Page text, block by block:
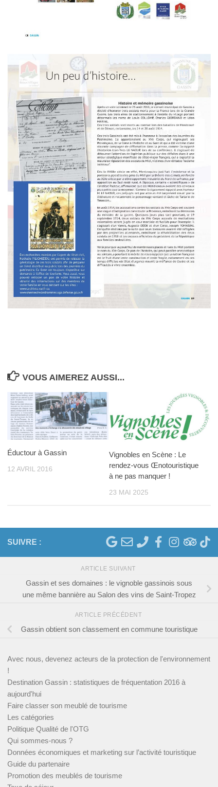
VOUS AIMEREZ AUSSI...
Éductour à Gassin
12 AVRIL 2016
Vignobles en Scène : Le
rendez-vous Œnotouristique
à ne pas manquer !
23 MAI 2025
SUIVRE :
ARTICLE SUIVANT
Gassin et ses domaines : le vignoble gassinois sous
une même bannière au Salon des vins de Saint-Tropez
ARTICLE PRÉCÉDENT
Gassin obtient son classement en commune touristique
Avec nous, devenez acteurs de la protection de l'environnement
!
Destination Gassin : statistiques de fréquentation 2016 à
aujourd'hui
Faire classer son meublé de tourisme
Les catégories
Politique Qualité de l'OTG
Qui sommes-nous ?
Données économiques et marketing sur l’activité touristique
Guide du partenaire
Promotion des meublés de tourisme